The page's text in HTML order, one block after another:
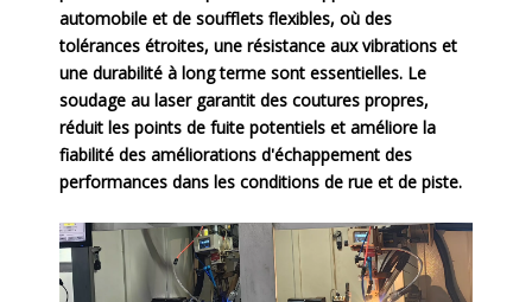
automobile et de soufflets flexibles, où des
tolérances étroites, une résistance aux vibrations et
une durabilité à long terme sont essentielles. Le
soudage au laser garantit des coutures propres,
réduit les points de fuite potentiels et améliore la
fiabilité des améliorations d'échappement des
performances dans les conditions de rue et de piste.